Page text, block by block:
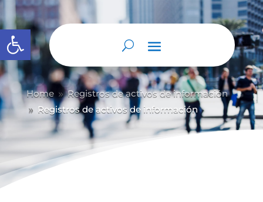
Abrir barra de herramientas
Home 9 Registros de activos de información
9 Registros de activos de información